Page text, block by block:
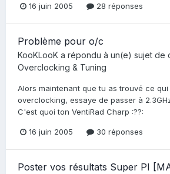
16 juin 2005 28 réponses
Problème pour o/c
KooKLooK a répondu à un(e) sujet de
Overclocking & Tuning
Alors maintenant que tu as trouvé ce qui
overclocking, essaye de passer à
C'est quoi ton VentiRad Charp :??:
16 juin 2005 30 réponses
Poster vos résultats Super PI